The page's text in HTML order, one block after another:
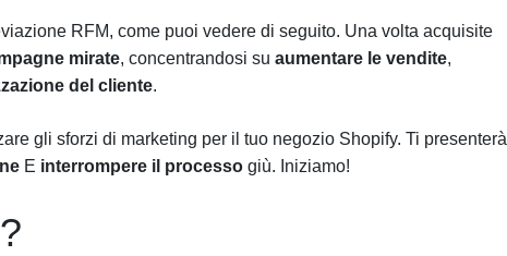
RFM, come puoi vedere di seguito. Una volta acquisite
mirate, concentrandosi su aumentare le vendite,
del cliente.
gli sforzi di marketing per il tuo negozio Shopify. Ti presenterà
E interrompere il processo giù. Iniziamo!